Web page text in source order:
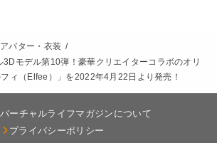
アバター・衣装
モデル第10弾！豪華クリエイターコラボのオリ
ィ（Elfee）」を2022年4月22日より発売！
バーチャルライフマガジンについて
プライバシーポリシー